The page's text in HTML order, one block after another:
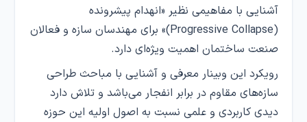
آشنایی با مفاهیمی نظیر «انهدام پیشرونده
(Progressive Collapse)» برای مهندسان سازه و فعالان
صنعت ساختمان اهمیت ویژه‌ای دارد.
رویکرد این وبینار معرفی و آشنایی با مباحث طراحی
سازه‌های مقاوم در برابر انفجار می‌باشد و تلاش دارد
دیدی کاربردی و علمی نسبت به اصول اولیه این حوزه